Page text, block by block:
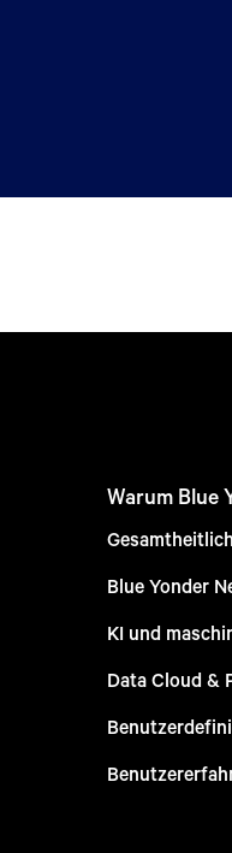
Warum Blue
Blue Yonder
KI und
Data Cloud &